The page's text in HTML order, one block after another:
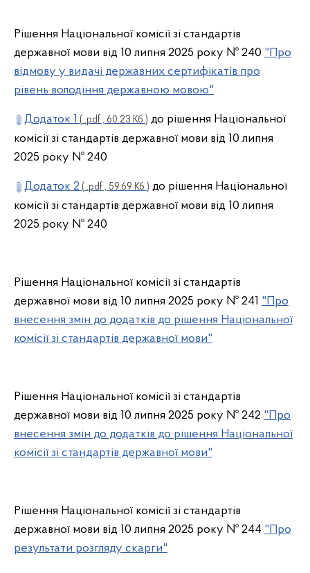
Рішення Національної комісії зі стандартів
державної мови від 10 липня 2025 року № 240 "Про
відмову у видачі державних сертифікатів про
рівень володіння державною мовою"
Додаток 1 ( .pdf , 60.23 Кб ) до рішення Національної
комісії зі стандартів державної мови від 10 липня
2025 року № 240
Додаток 2 ( .pdf , 59.69 Кб ) до рішення Національної
комісії зі стандартів державної мови від 10 липня
2025 року № 240
Рішення Національної комісії зі стандартів
державної мови від 10 липня 2025 року № 241 "Про
внесення змін до додатків до рішення Національної
комісії зі стандартів державної мови"
Рішення Національної комісії зі стандартів
державної мови від 10 липня 2025 року № 242 "Про
внесення змін до додатків до рішення Національної
комісії зі стандартів державної мови"
Рішення Національної комісії зі стандартів
державної мови від 10 липня 2025 року № 244 "Про
результати розгляду скарги"